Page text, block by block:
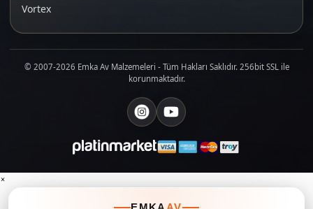
Vortex
© 2007-2026 Emka Av Malzemeleri - Tüm Hakları Saklıdır. 256bit SSL ile
korunmaktadır.
×